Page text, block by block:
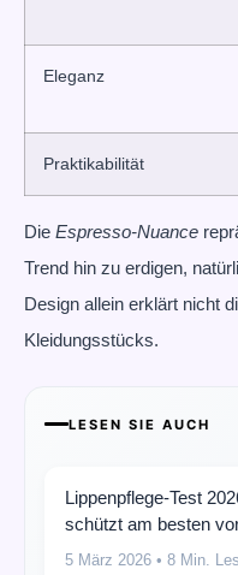
Eleganz
Praktikabilität
Die Espresso-Nuance
Trend hin zu erdigen,
Design allein erklärt nicht
Kleidungsstücks.
LESEN SIE AUCH
Lippenpflege-Test
schützt am besten
5 März 2026 • 8 Min.